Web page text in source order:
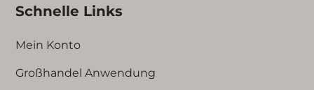
Schnelle Links
Mein Konto
Großhandel Anwendung